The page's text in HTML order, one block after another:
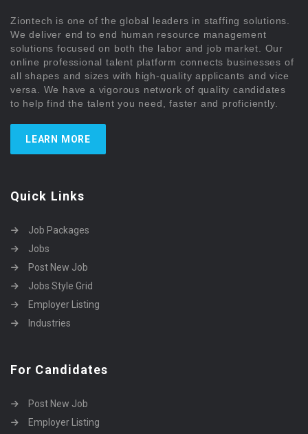
Ziontech is one of the global leaders in staffing solutions.
We deliver end to end human resource management
solutions focused on both the labor and job market. Our
online professional talent platform connects businesses of
all shapes and sizes with high-quality applicants and vice
versa. We have a vigorous network of quality candidates
to help find the talent you need, faster and proficiently.
LEARN MORE
Quick Links
Job Packages
Jobs
Post New Job
Jobs Style Grid
Employer Listing
Industries
For Candidates
Post New Job
Employer Listing